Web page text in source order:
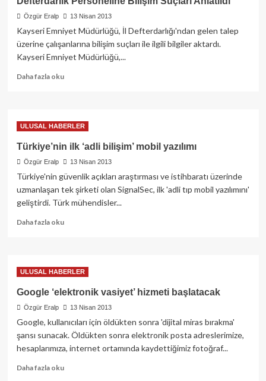
Özgür Eralp 13 Nisan 2013
Kayseri Emniyet Müdürlüğü, İl Defterdarlığı'ndan gelen talep
üzerine çalışanlarına bilişim suçları ile ilgili bilgiler aktardı.
Kayseri Emniyet Müdürlüğü,...
Daha fazla okuRead
Personeline
Bilişim
Suçları
ULUSAL HABERLER
Türkiye’nin ilk ‘adli bilişim’ mobil yazılımı
Özgür Eralp 13 Nisan 2013
Türkiye'nin güvenlik açıkları araştırması ve istihbaratı üzerinde
uzmanlaşan tek şirketi olan SignalSec, ilk 'adli tıp mobil yazılımını'
geliştirdi. Türk mühendisler...
Daha fazla okuRead
ilk
‘adli
bilişim’
yazılımı
ULUSAL HABERLER
Google ‘elektronik vasiyet’ hizmeti başlatacak
Özgür Eralp 13 Nisan 2013
Google, kullanıcıları için öldükten sonra 'dijital miras bırakma'
şansı sunacak. Öldükten sonra elektronik posta adreslerimize,
hesaplarımıza, internet ortamında kaydettiğimiz fotoğraf...
Daha fazla okuRead